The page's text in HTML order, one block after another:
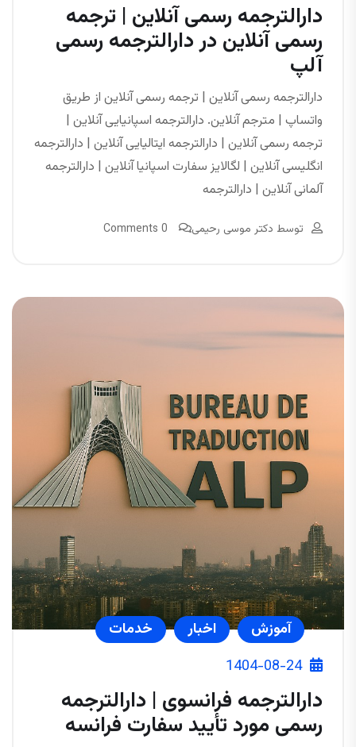
دارالترجمه رسمی آنلاین | ترجمه
رسمی آنلاین در دارالترجمه رسمی
آلپ
دارالترجمه رسمی آنلاین | ترجمه رسمی آنلاین از طریق
واتساپ | مترجم آنلاین. دارالترجمه اسپانیایی آنلاین |
ترجمه رسمی آنلاین | دارالترجمه ایتالیایی آنلاین | دارالترجمه
انگلیسی آنلاین | لگالایز سفارت اسپانیا آنلاین | دارالترجمه
آلمانی آنلاین | دارالترجمه
توسط دکتر موسی رحیمی 0 Comments
آموزش اخبار
خدمات
1404-08-24
دارالترجمه فرانسوی | دارالترجمه
رسمی مورد تأیید سفارت فرانسه